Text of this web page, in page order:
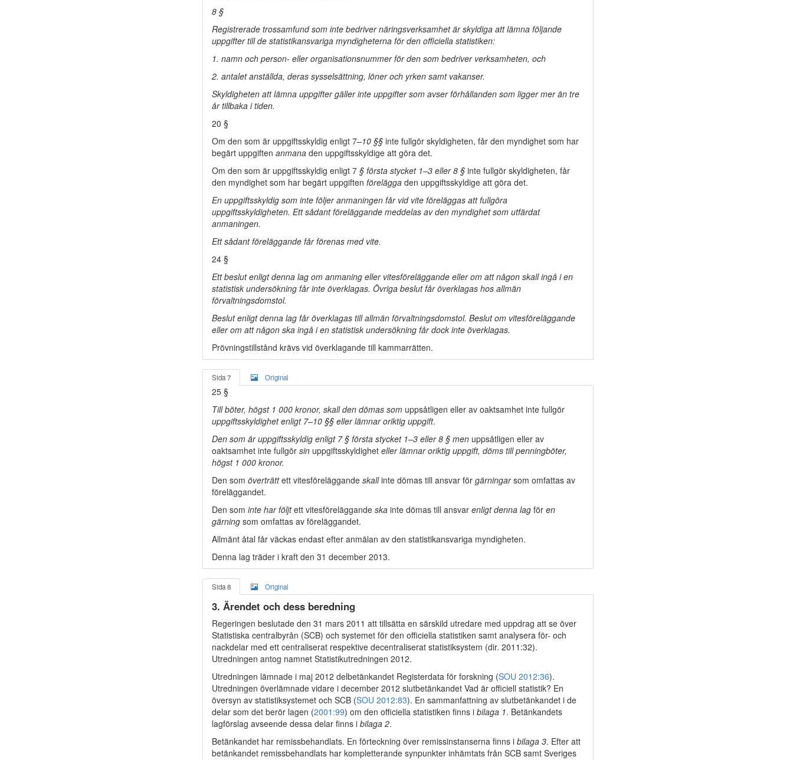
8 §
Registrerade trossamfund som inte bedriver näringsverksamhet är skyldiga att lämna följande
uppgifter till de statistikansvariga myndigheterna för den officiella statistiken:
1. namn och person- eller organisationsnummer för den som bedriver verksamheten, och
2. antalet anställda, deras sysselsättning, löner och yrken samt vakanser.
Skyldigheten att lämna uppgifter gäller inte uppgifter som avser förhållanden som ligger mer än tre
år tillbaka i tiden.
20 §
Om den som är uppgiftsskyldig enligt 7–10 §§ inte fullgör skyldigheten, får den myndighet som har
begärt uppgiften anmana den uppgiftsskyldige att göra det.
Om den som är uppgiftsskyldig enligt 7 § första stycket 1–3 eller 8 § inte fullgör skyldigheten, får
den myndighet som har begärt uppgiften förelägga den uppgiftsskyldige att göra det.
En uppgiftsskyldig som inte följer anmaningen får vid vite föreläggas att fullgöra
uppgiftsskyldigheten. Ett sådant föreläggande meddelas av den myndighet som utfärdat
anmaningen.
Ett sådant föreläggande får förenas med vite.
24 §
Ett beslut enligt denna lag om anmaning eller vitesföreläggande eller om att någon skall ingå i en
statistisk undersökning får inte överklagas. Övriga beslut får överklagas hos allmän
förvaltningsdomstol.
Beslut enligt denna lag får överklagas till allmän förvaltningsdomstol. Beslut om vitesföreläggande
eller om att någon ska ingå i en statistisk undersökning får dock inte överklagas.
Prövningstillstånd krävs vid överklagande till kammarrätten.
Sida 7 Original
25 §
Till böter, högst 1 000 kronor, skall den dömas som uppsåtligen eller av oaktsamhet inte fullgör
uppgiftsskyldighet enligt 7–10 §§ eller lämnar oriktig uppgift.
Den som är uppgiftsskyldig enligt 7 § första stycket 1–3 eller 8 § men uppsåtligen eller av
oaktsamhet inte fullgör sin uppgiftsskyldighet eller lämnar oriktig uppgift, döms till penningböter,
högst 1 000 kronor.
Den som överträttett vitesföreläggande skallinte dömas till ansvar för gärningarsom omfattas av
föreläggandet.
Den som inte har följtett vitesföreläggande ska inte dömas till ansvar enligt denna lag för en
gärning som omfattas av föreläggandet.
Allmänt åtal får väckas endast efter anmälan av den statistikansvariga myndigheten.
Denna lag träder i kraft den 31 december 2013.
Sida 8 Original
3. Ärendet och dess beredning
Regeringen beslutade den 31 mars 2011 att tillsätta en särskild utredare med uppdrag att se över
Statistiska centralbyrån (SCB) och systemet för den officiella statistiken samt analysera för- och
nackdelar med ett centraliserat respektive decentraliserat statistiksystem (dir. 2011:32).
Utredningen antog namnet Statistikutredningen 2012.
Utredningen lämnade i maj 2012 delbetänkandet Registerdata för forskning (SOU 2012:36).
Utredningen överlämnade vidare i december 2012 slutbetänkandet Vad är officiell statistik? En
översyn av statistiksystemet och SCB (SOU 2012:83). En sammanfattning av slutbetänkandet i de
delar som det berör lagen (2001:99) om den officiella statistiken finns i bilaga 1. Betänkandets
lagförslag avseende dessa delar finns i bilaga 2.
Betänkandet har remissbehandlats. En förteckning över remissinstanserna finns i bilaga 3. Efter att
betänkandet remissbehandlats har kompletterande synpunkter inhämtats från SCB samt Sveriges